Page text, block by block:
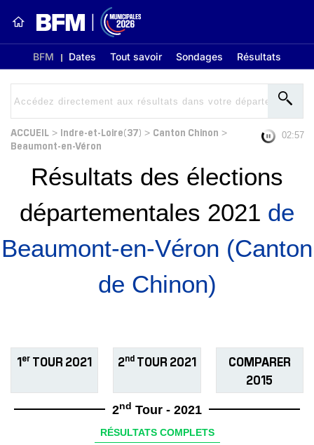
BFM Dates Tout savoir Sondages Résultats
ACCUEIL > Indre-et-Loire(37) > Canton Chinon >
Beaumont-en-Véron
02:56
Résultats des élections
départementales 2021 de
Beaumont-en-Véron (Canton
de Chinon)
1er TOUR 2021 2ndTOUR 2021
COMPARER
2015
2nd Tour - 2021
RÉSULTATS COMPLETS